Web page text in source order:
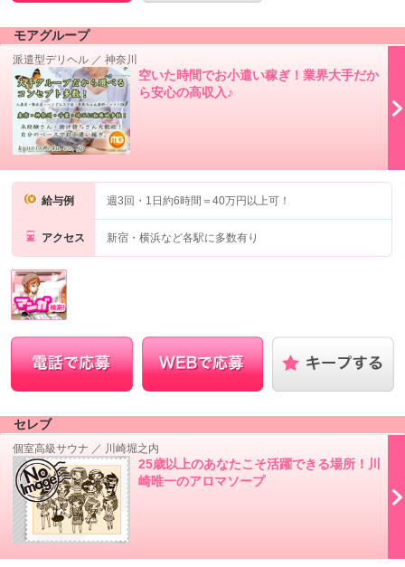
モアグループ
派遣型デリヘル ／神奈川
空いた時間でお小遣い稼ぎ！業界大手だか
ら安心の高収入♪
給与例 週3回・1日約6時間＝40万円以上可！
アクセス 新宿・横浜など各駅に多数有り
セレブ
個室高級サウナ ／ 川崎堀之内
25歳以上のあなたこそ活躍できる場所！川
崎唯一のアロマソープ